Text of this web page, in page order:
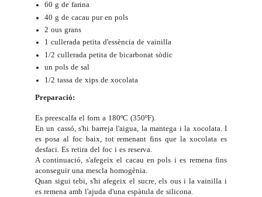
60 g de farina
40 g de cacau pur en pols
2 ous grans
1 cullerada petita d'essència de vainilla
1/2 cullerada petita de bicarbonat sòdic
un pols de sal
1/2 tassa de xips de xocolata
Preparació:
Es preescalfa el forn a 180ºC (350ºF).
En un cassó, s'hi barreja l'aigua, la mantega i la xocolata. I
es posa al foc baix, tot remenant fins que la xocolata es
desfaci. Es retira del foc i es reserva.
A continuació, s'afegeix el cacau en pols i es remena fins
aconseguir una mescla homogènia.
Quan sigui tebi, s'hi afegeix el sucre, els ous i la vainilla i
es remena amb l'ajuda d'una espàtula de silicona.